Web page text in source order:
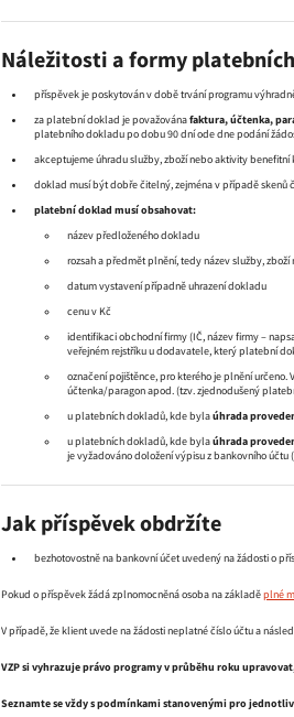
Náležitosti a formy
příspěvek je poskytován v době trvání programu
za platební doklad je považovánafaktura, účtenka,
platebního dokladu po dobu 90 dní ode dne podání
akceptujeme úhradu služby, zboží nebo aktivity
doklad musí být dobře čitelný, zejména v případě
platební doklad musí obsahovat:
název předloženého dokladu
rozsah a předmět plnění, tedy název služby,
datum vystavení případně uhrazení dokladu
cenu v Kč
identifikaci obchodní firmy (IČ, název firmy –
veřejném rejstříku u dodavatele, který platební
označení pojištěnce, pro kterého je plnění
účtenka/paragon apod. (tzv. zjednodušený
u platebních dokladů, kde bylaúhrada
u platebních dokladů, kde bylaúhrada
je vyžadováno doložení výpisu z bankovního
Jak příspěvek obdržíte
bezhotovostně na bankovní účet uvedený na žádosti o
Pokud o příspěvek žádá zplnomocněná osoba na základěplné
V případě, že klient uvede na žádosti neplatné číslo účtu a
VZP si vyhrazuje právo programy v průběhu roku
Seznamte se vždy s podmínkami stanovenými pro